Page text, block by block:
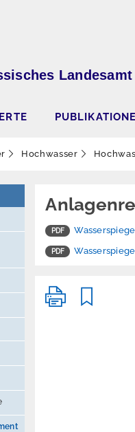
Hochwasser